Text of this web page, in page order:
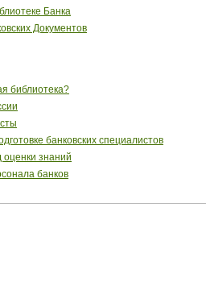
Банка
Документов
библиотека?
банковских специалистов
оценки знаний
банков